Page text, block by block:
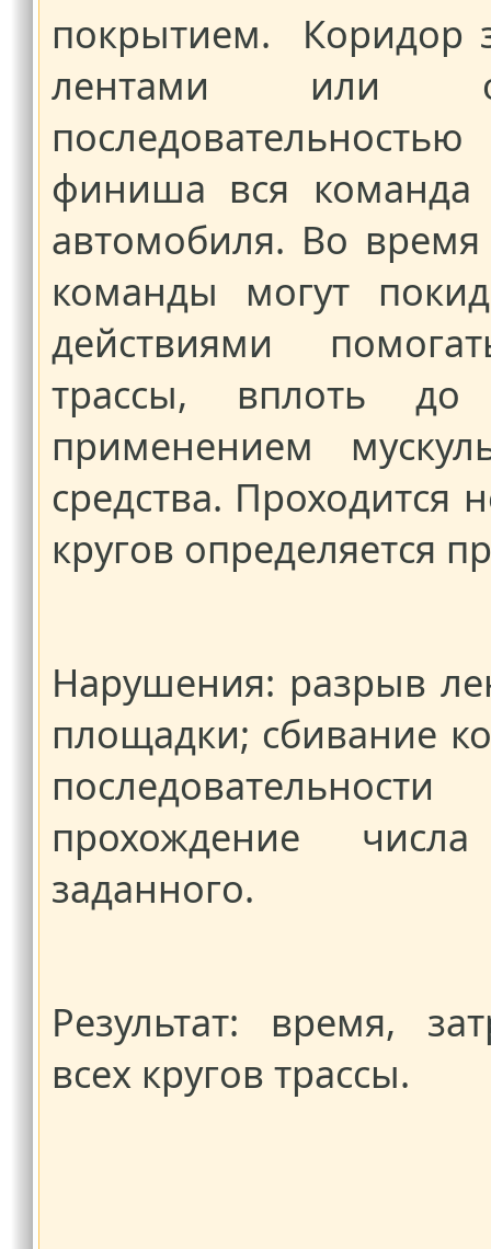
покрытием. Коридор
лентами или
финиша вся команда
автомобиля. Во
команды могут
действиями
трассы, вплоть до
применением
средства. Проходится
кругов определяется
Нарушения: разрыв
площадки; сбивание
прохождение
заданного.
Результат: время,
всех кругов трассы.